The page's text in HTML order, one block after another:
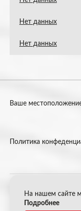
Нет данных
Нет данных
Ваше
Политика
© 2026 Акрон Скрап
На нашем сайте
Подробнее